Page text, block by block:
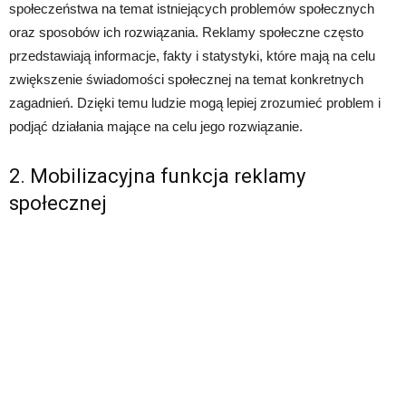
społeczeństwa na temat istniejących problemów społecznych
oraz sposobów ich rozwiązania. Reklamy społeczne często
przedstawiają informacje, fakty i statystyki, które mają na celu
zwiększenie świadomości społecznej na temat konkretnych
zagadnień. Dzięki temu ludzie mogą lepiej zrozumieć problem i
podjąć działania mające na celu jego rozwiązanie.
2. Mobilizacyjna funkcja reklamy
społecznej